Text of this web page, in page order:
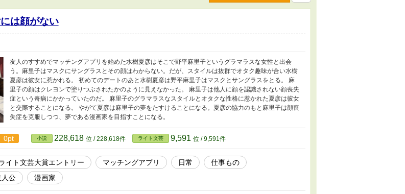
は顔がない
友人のすすめでマッチングアプリを始めた水樹夏彦はそこで野平麻里子というグラマラスな女性と出会
う。麻里子はマスクにサングラスとその顔はわからない。だが、スタイルは抜群でオタク趣味が合い水樹
夏彦は彼女に惹かれる。 初めてのデートのあと水樹夏彦は野平麻里子はマスクとサングラスをとる。 麻
里子の顔はクレヨンで塗りつぶされたかのように見えなかった。 麻里子は他人に顔を認識されない顔喪失
症という奇病にかかっていたのだ。 麻里子のグラマラスなスタイルとオタクな性格に惹かれた夏彦は彼女
と交際することになる。 やがて夏彦は麻里子の夢をたすけることになる。夏彦の協力のもと麻里子は顔喪
失症を克服しつつ、夢である漫画家を目指すことになる。
0pt 小説 228,618 位 / 228,618件 ライト文芸 9,591 位 / 9,591件
イト文芸大賞エントリー マッチングアプリ 日常
仕事もの
人公
漫画家